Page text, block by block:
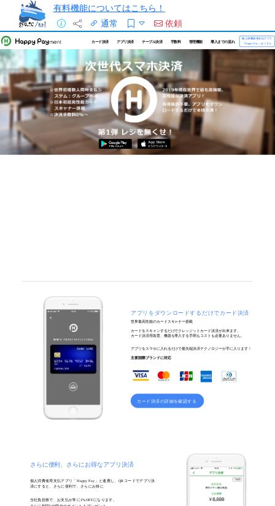
有料機能についてはこちら！
通常
依頼